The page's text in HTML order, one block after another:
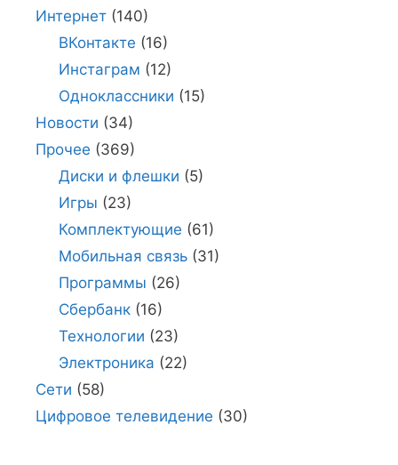
Интернет (140)
ВКонтакте (16)
Инстаграм (12)
Одноклассники (15)
Новости (34)
Прочее (369)
Диски и флешки (5)
Игры (23)
Комплектующие (61)
Мобильная связь(31)
Программы (26)
Сбербанк(16)
Технологии (23)
Электроника (22)
Сети (58)
Цифровое телевидение (30)